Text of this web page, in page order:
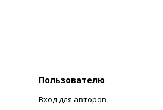
Пользователю
Вход для авторов